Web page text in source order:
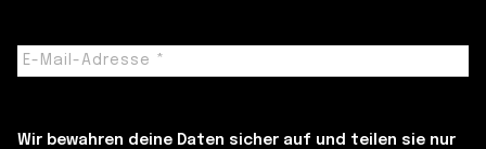
Wir bewahren deine Daten sicher auf und teilen sie nur